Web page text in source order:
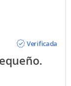
Verificada